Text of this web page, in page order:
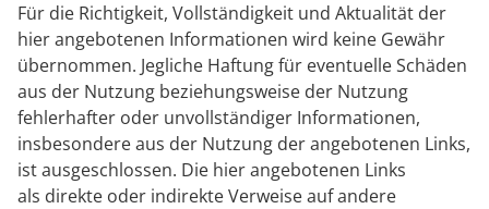
Für die Richtigkeit, Vollständigkeit und Aktualität der
hier angebotenen Informationen wird keine Gewähr
übernommen. Jegliche Haftung für eventuelle Schäden
aus der Nutzung beziehungsweise der Nutzung
fehlerhafter oder unvollständiger Informationen,
insbesondere aus der Nutzung der angebotenen Links,
ist ausgeschlossen. Die hier angebotenen Links
als direkte oder indirekte Verweise auf andere